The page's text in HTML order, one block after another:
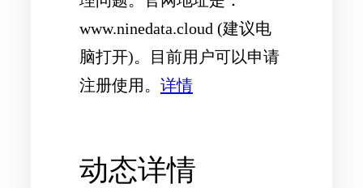
www.ninedata.cloud (建议电
脑打开)。目前用户可以申请
注册使用。 详情
动态详情